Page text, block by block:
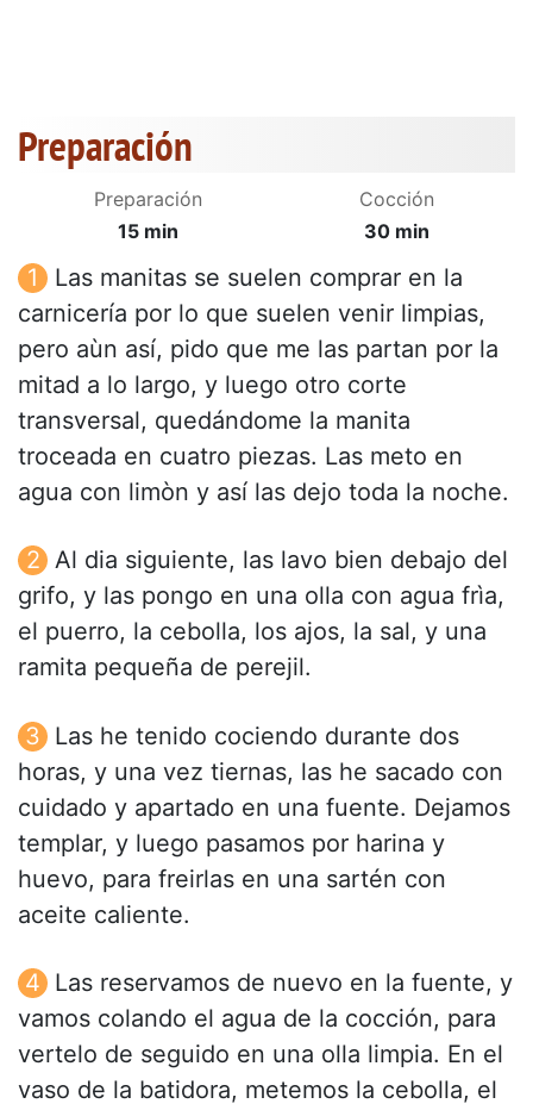
Preparación
Preparación
15 min
Cocción
30 min
Las manitas se suelen comprar en la
carnicería por lo que suelen venir limpias,
pero aùn así, pido que me las partan por la
mitad a lo largo, y luego otro corte
transversal, quedándome la manita
troceada en cuatro piezas. Las meto en
agua con limòn y así las dejo toda la noche.
Al dia siguiente, las lavo bien debajo del
grifo, y las pongo en una olla con agua frìa,
el puerro, la cebolla, los ajos, la sal, y una
ramita pequeña de perejil.
Las he tenido cociendo durante dos
horas, y una vez tiernas, las he sacado con
cuidado y apartado en una fuente. Dejamos
templar, y luego pasamos por harina y
huevo, para freirlas en una sartén con
aceite caliente.
Las reservamos de nuevo en la fuente, y
vamos colando el agua de la cocción, para
vertelo de seguido en una olla limpia. En el
vaso de la batidora, metemos la cebolla, el